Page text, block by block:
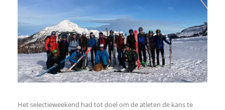
F
a
c
e
Het selectieweekend had tot doel om de atleten de kans te